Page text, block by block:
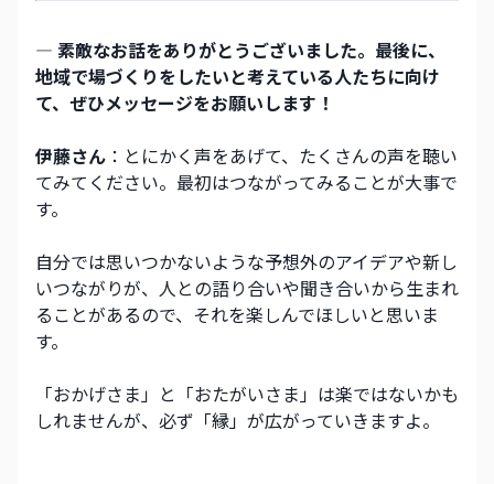
― 素敵なお話をありがとうございました。最後に、
地域で場づくりをしたいと考えている人たちに向け
て、ぜひメッセージをお願いします！
伊藤さん ：とにかく声をあげて、たくさんの声を聴い
てみてください。最初はつながってみることが大事で
す。
自分では思いつかないような予想外のアイデアや新し
いつながりが、人との語り合いや聞き合いから生まれ
ることがあるので、それを楽しんでほしいと思いま
す。
「おかげさま」と「おたがいさま」は楽ではないかも
しれませんが、必ず「縁」が広がっていきますよ。